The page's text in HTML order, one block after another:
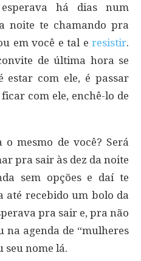
há dias num
noite te chamando pra
em você e tal e resistir.
de última hora se
estar com ele, é passar
com ele, enchê-lo de
mesmo de você? Será
pra sair às dez da noite
sem opções e daí te
até recebido um bolo da
pra sair e, pra não
agenda de “mulheres
seu nome lá.